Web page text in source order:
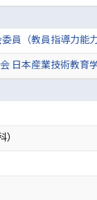
員（教員指導力能
日本産業技術教育